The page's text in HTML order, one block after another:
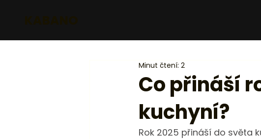
Co přináší
kuchyní?
Minut čtení: 2
Rok 2025 přináší do světa